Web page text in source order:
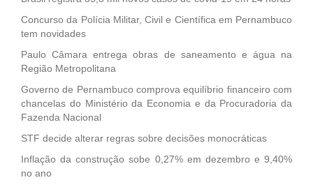
Concurso da Polícia Militar, Civil e Científica em Pernambuco
tem novidades
Paulo Câmara entrega obras de saneamento e água na
Região Metropolitana
Governo de Pernambuco comprova equilíbrio financeiro com
chancelas do Ministério da Economia e da Procuradoria da
Fazenda Nacional
STF decide alterar regras sobre decisões monocráticas
Inflação da construção sobe 0,27% em dezembro e 9,40%
no ano